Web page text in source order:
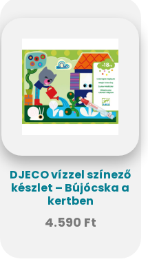
DJECO vízzel színező
készlet – Bújócska a
kertben
4.590 Ft